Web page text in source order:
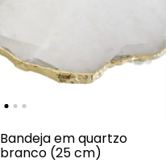
Bandeja em quartzo
branco (25 cm)